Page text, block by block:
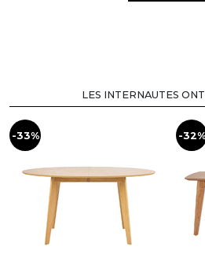
LES INTERNAUTES
-33% -32%